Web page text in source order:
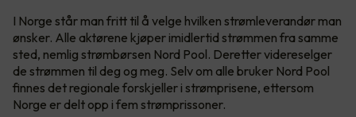
I Norge står man fritt til å velge hvilken strømleverandør man
ønsker. Alle aktørene kjøper imidlertid strømmen fra samme
sted, nemlig strømbørsen Nord Pool. Deretter videreselger
de strømmen til deg og meg. Selv om alle bruker Nord Pool
finnes det regionale forskjeller i strømprisene, ettersom
Norge er delt opp i fem strømprissoner.